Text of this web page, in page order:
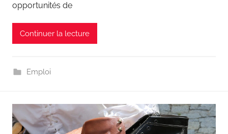
opportunités de
Continuer la lecture
Emploi